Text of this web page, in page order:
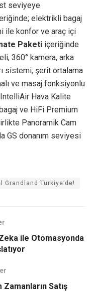
seviyeye
elektrikli bagaj
ile konfor ve araç içi
Paketi içeriğinde
360° kamera, arka
sistemi, şerit ortalama
ve masaj fonksiyonlu
IntelliAir Hava Kalite
ve HiFi Premium
Panoramik Cam
GS donanım seviyesi
Türkiye’de!
Zeka ile Otomasyonda
Satış